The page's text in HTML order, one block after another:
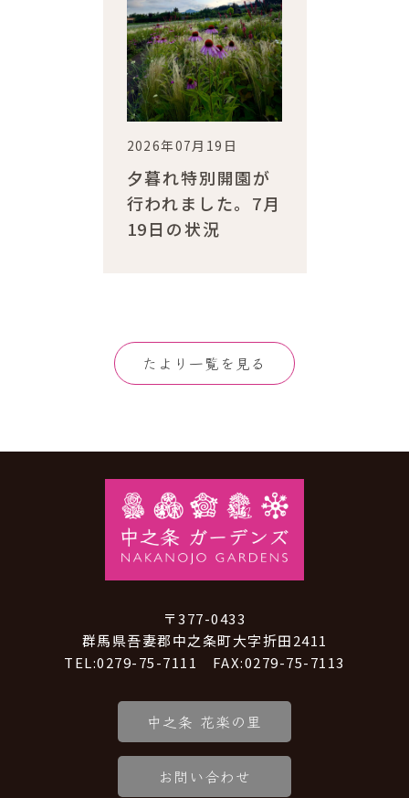
2026年07月19日
夕暮れ特別開園が
行われました。7月
19日の状況
たより一覧を見る
〒377-0433
群馬県吾妻郡中之条町大字折田2411
TEL:0279-75-7111 FAX:0279-75-7113
中之条 花楽の里
お問い合わせ